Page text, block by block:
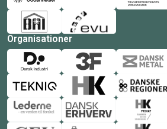
Organisationer